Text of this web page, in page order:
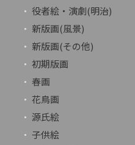
役者絵・演劇(明治)
新版画(風景)
新版画(その他)
初期版画
春画
花鳥画
源氏絵
子供絵